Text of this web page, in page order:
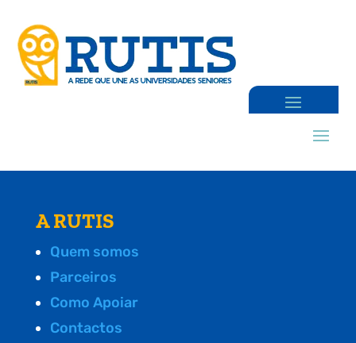
A RUTIS
Quem somos
Parceiros
Como Apoiar
Contactos